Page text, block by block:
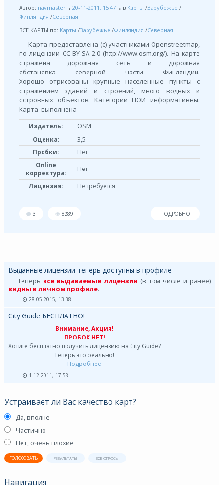
Автор: navmaster 20-11-2011, 15:47 в Карты /Зарубежье /
Финляндия /Северная
ВСЕ КАРТЫ по: Карты /Зарубежье /Финляндия /Северная
Карта предоставлена (с) участниками Openstreetmap,
по лицензии СС-BY-SA 2.0 (http://www.osm.org/). На карте
отражена дорожная сеть и дорожная
обстановка северной части Финляндии.
Хорошо отрисованы крупные населенные пункты с
отражением зданий и строений, много водных и
островных объектов. Категории ПОИ информативны.
Карта выполнена
Издатель: OSM
Оценка:
3,5
Пробки:
Нет
Online
корректура:
Нет
Лицензия: Не требуется
3 8289 ПОДРОБНО
Выданные лицензии теперь доступны в профиле
Теперь все выдаваемые лицензии (в том числе и ранее)
видны в личном профиле.
28-05-2015, 13:38
City Guide БЕСПЛАТНО!
Внимание, Акция!
ПРОБОК НЕТ!
Хотите бесплатно получить лицензию на City Guide?
Теперь это реально!
Подробнее
1-12-2011, 17:58
Устраивает ли Вас качество карт?
Да, вполне
Частично
Нет, очень плохие
ГОЛОСОВАТЬ РЕЗУЛЬТАТЫ ВСЕ ОПРОСЫ
Навигация